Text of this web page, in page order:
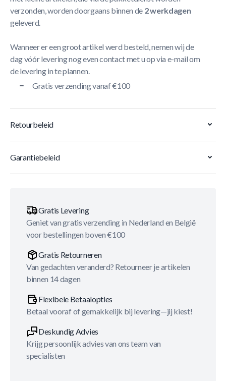
verzonden, worden doorgaans binnen de 2 werkdagen
geleverd.
Wanneer er een groot artikel werd besteld, nemen wij de
dag vóór levering nog even contact met u op via e-mail om
de levering in te plannen.
Gratis verzending vanaf €100
Retourbeleid
Garantiebeleid
Gratis Levering
Geniet van gratis verzending in Nederland en België
voor bestellingen boven €100
Gratis Retourneren
Van gedachten veranderd? Retourneer je artikelen
binnen 14 dagen
Flexibele Betaalopties
Betaal vooraf of gemakkelijk bij levering—jij kiest!
Deskundig Advies
Krijg persoonlijk advies van ons team van
specialisten